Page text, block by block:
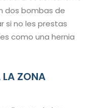
dos bombas de
si no les prestas
como una hernia
LA ZONA